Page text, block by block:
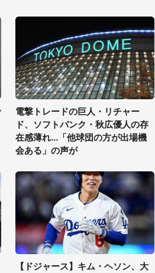
電撃トレードの巨人・リチャー
ド、ソフトバンク・秋広優人の存
在感薄れ...「他球団の方が出場機
会ある」の声が
【ドジャース】キム・ヘソン、大